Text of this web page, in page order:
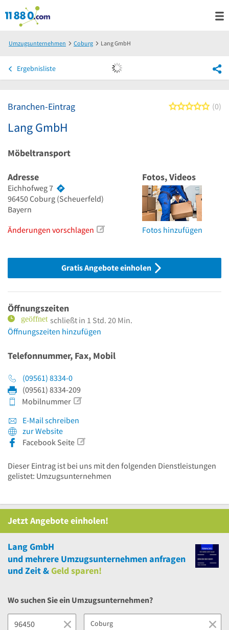
Umzugsunternehmen Coburg Lang GmbH
Ergebnisliste
Branchen-Eintrag 00
Lang GmbH
Möbeltransport
Adresse
Eichhofweg 7
96450Coburg (Scheuerfeld)
Bayern
Änderungen vorschlagen
Fotos, Videos
Fotos hinzufügen
Gratis Angebote einholen
Öffnungszeiten
schließt in 1 Std. 20 Min.
Öffnungszeiten hinzufügen
Telefonnummer, Fax, Mobil
(09561) 8334-0
(09561) 8334-209
Mobilnummer
E-Mail schreiben
zur Website
Facebook Seite
Dieser Eintrag ist bei uns mit den folgenden Dienstleistungen
gelistet: Umzugsunternehmen
Jetzt Angebote einholen!
Lang GmbH
und mehrere Umzugsunternehmen anfragen
und Zeit &Geld sparen!
Wo suchen Sie ein Umzugsunternehmen?